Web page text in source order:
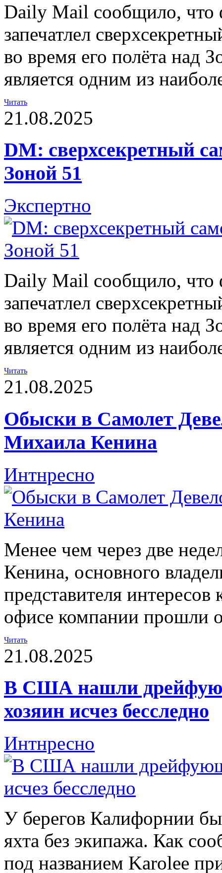
Daily Mail сообщило, что
запечатлел
во время его полёта над
является одним из
Читать
21.08.2025
DM: сверхсекретный
Зоной 51
Экспертно
Daily Mail сообщило, что
запечатлел
во время его полёта над
является одним из
Читать
21.08.2025
Обыски в Самолет
Михаила Кенина
Интнресно
Менее чем через две
Кенина, основного
представителя
офисе компании прошли
Читать
21.08.2025
В США нашли
хозяин исчез бесследно
Интнресно
У берегов Калифорнии
яхта без экипажа. Как
под названием Karolee